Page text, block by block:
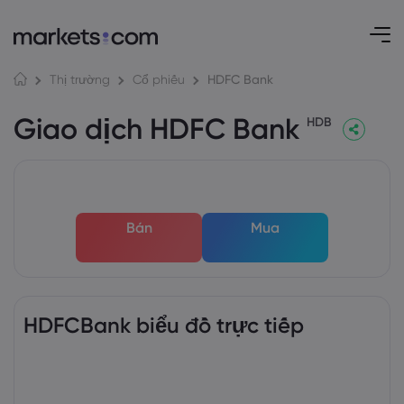
Thị trường Cổ phiếu HDFC Bank
Giao dịch HDFC Bank HDB
Bán Mua
HDFCBank biểu đồ trực tiếp